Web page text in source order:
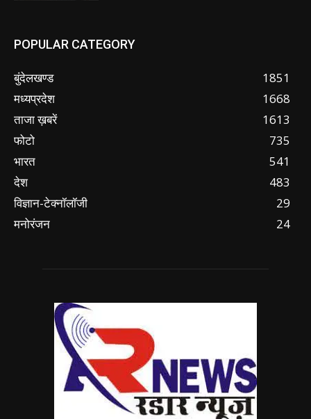
POPULAR CATEGORY
बुंदेलखण्ड
1851
मध्यप्रदेश
1668
ताजा ख़बरें
1613
फोटो
735
भारत
541
देश
483
विज्ञान-टेक्नॉलॉजी
29
मनोरंजन
24